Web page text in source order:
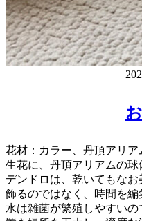
花材：カラー、丹頂アリ
生花に、丹頂アリアムの
デンドロは、乾いてもな
飾るのではなく、時間を
水は雑菌が繁殖しやすい